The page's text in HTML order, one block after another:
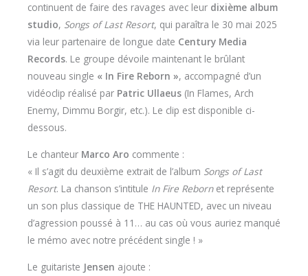
continuent de faire des ravages avec leur dixième album
studio, Songs of Last Resort, qui paraîtra le 30 mai 2025
via leur partenaire de longue date Century Media
Records. Le groupe dévoile maintenant le brûlant
nouveau single « In Fire Reborn », accompagné d’un
vidéoclip réalisé par Patric Ullaeus (In Flames, Arch
Enemy, Dimmu Borgir, etc.). Le clip est disponible ci-
dessous.
Le chanteur Marco Aro commente :
« Il s’agit du deuxième extrait de l’album Songs of Last
Resort. La chanson s’intitule In Fire Rebornet représente
un son plus classique de THE HAUNTED, avec un niveau
d’agression poussé à 11… au cas où vous auriez manqué
le mémo avec notre précédent single ! »
Le guitariste Jensen ajoute :